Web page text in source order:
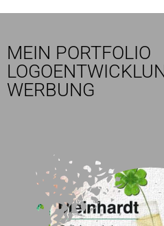
MEIN PORTFOLIO
WERBUNG